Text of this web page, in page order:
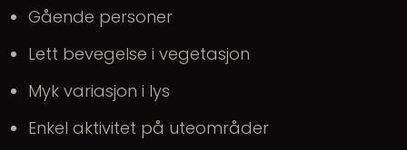
Gående personer
Lett bevegelse i vegetasjon
Myk variasjon i lys
Enkel aktivitet på uteområder